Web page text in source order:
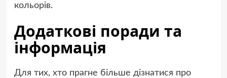
кольорів.
Додаткові поради та
інформація
Для тих, хто прагне більше дізнатися про